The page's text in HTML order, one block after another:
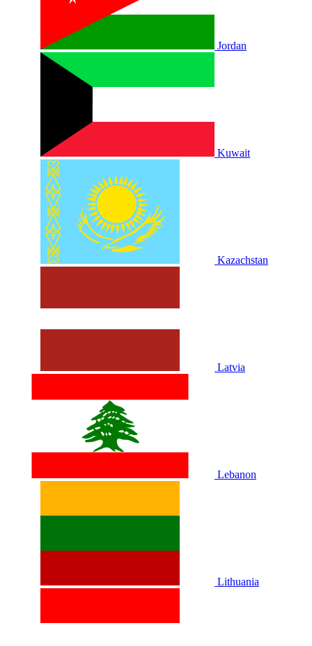
Jordan
Kuwait
Kazachstan
Latvia
Lebanon
Lithuania